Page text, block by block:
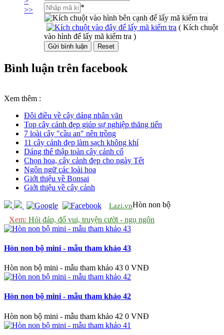
>>
*
( Kích chuột
vào hình để lấy mã kiểm tra )
Bình luận trên facebook
Xem thêm :
Đôi điều về cây dáng nhân văn
Top cây cảnh đẹp giúp sự nghiệp thăng tiến
7 loài cây "cầu an" nên trồng
11 cây cảnh đẹp làm sạch không khí
Dáng thế thập toàn cây cảnh cổ
Chọn hoa, cây cảnh đẹp cho ngày Tết
Ngôn ngữ các loài hoa
Giới thiệu về Bonsai
Giới thiệu về cây cảnh
Lazi.vn
Xem: Hỏi đáp, đố vui, truyện cười - ngụ ngôn
Hòn non bộ
Hòn non bộ mini - mẫu tham khảo 43
Hòn non bộ mini - mẫu tham khảo 43 0 VNĐ
Hòn non bộ mini - mẫu tham khảo 42
Hòn non bộ mini - mẫu tham khảo 42 0 VNĐ